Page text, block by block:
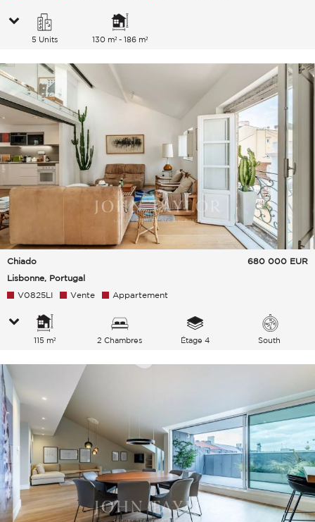
5 Units 130 m² - 186 m²
Chiado
Lisbonne, Portugal
680 000 EUR
V0825LI Vente Appartement
115 m² 2 Chambres Étage 4 South